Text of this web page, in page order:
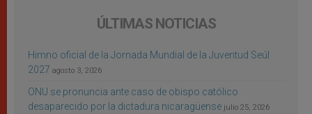
ÚLTIMAS NOTICIAS
Himno oficial de la Jornada Mundial de la Juventud Seúl
2027 agosto 3, 2026
ONU se pronuncia ante caso de obispo católico
desaparecido por la dictadura nicaragüense julio 25, 2026